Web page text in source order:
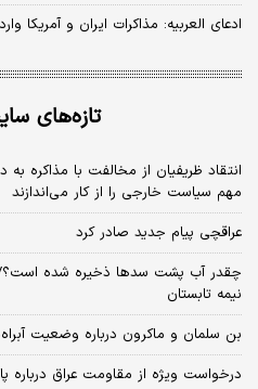
ادعای العربیه: مذاکرات ایران و آمریکا
تازه‌های
انتقاد ظریفیان از مخالفت با مذاکره
مهم سیاست خارجی را از کار می‌اندازند
عراقچی پیام جدید صادر کرد
چقدر آب پشت سدها ذخیره شده است؟/
نیمه تابستان
بن سلمان و ماکرون درباره وضعیت
درخواست ویژه از مقاومت عراق درباره